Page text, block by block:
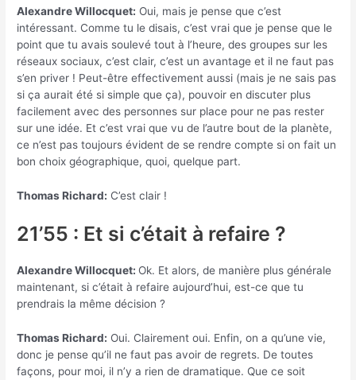
Alexandre Willocquet: Oui, mais je pense que c’est
intéressant. Comme tu le disais, c’est vrai que je pense que le
point que tu avais soulevé tout à l’heure, des groupes sur les
réseaux sociaux, c’est clair, c’est un avantage et il ne faut pas
s’en priver ! Peut-être effectivement aussi (mais je ne sais pas
si ça aurait été si simple que ça), pouvoir en discuter plus
facilement avec des personnes sur place pour ne pas rester
sur une idée. Et c’est vrai que vu de l’autre bout de la planète,
ce n’est pas toujours évident de se rendre compte si on fait un
bon choix géographique, quoi, quelque part.
Thomas Richard: C’est clair !
21’55 : Et si c’était à refaire ?
Alexandre Willocquet: Ok. Et alors, de manière plus générale
maintenant, si c’était à refaire aujourd’hui, est-ce que tu
prendrais la même décision ?
Thomas Richard: Oui. Clairement oui. Enfin, on a qu’une vie,
donc je pense qu’il ne faut pas avoir de regrets. De toutes
façons, pour moi, il n’y a rien de dramatique. Que ce soit